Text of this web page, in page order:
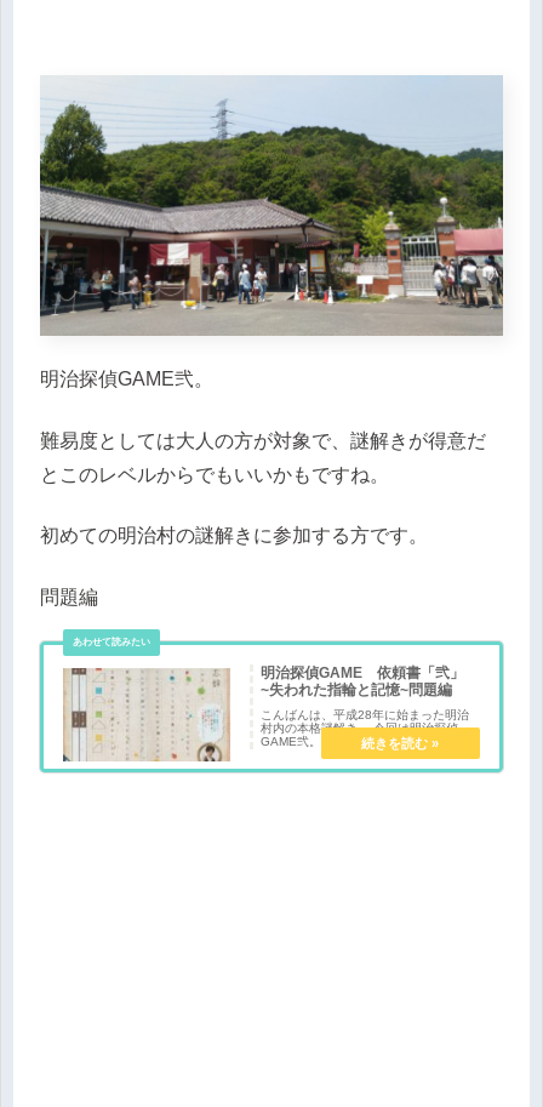
明治探偵GAME弐。
難易度としては大人の方が対象で、謎解きが得意だ
とこのレベルからでもいいかもですね。
初めての明治村の謎解きに参加する方です。
問題編
明治探偵GAME 依頼書「弐」
~失われた指輪と記憶~問題編
こんばんは、平成28年に始まった明治
村内の本格謎解き。 今回は明治探偵
GAME弐。 難易度としては大人の方が
対象で、初めての明治村の謎解きに参加
する方です。